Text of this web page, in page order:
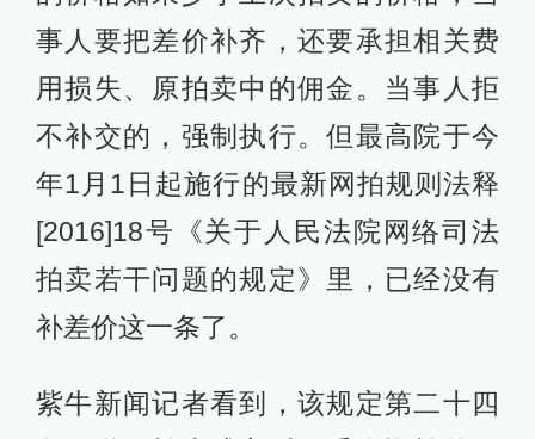
付拍卖产生的费用损失、弥补重新拍
卖价款低于原拍卖价款的差价、冲抵
本案被执行人的债务以及与拍卖财产
相关的被执行人的债务。悔拍后重新
拍卖的，原买受人不得参加竞买。“最
多也就是把保证金没收，剥夺悔拍者
再次参加拍卖的机会，对于保证金很
少的拍品来说，并不会导致其有太大
损失。但是，对于一些保证金动辄几